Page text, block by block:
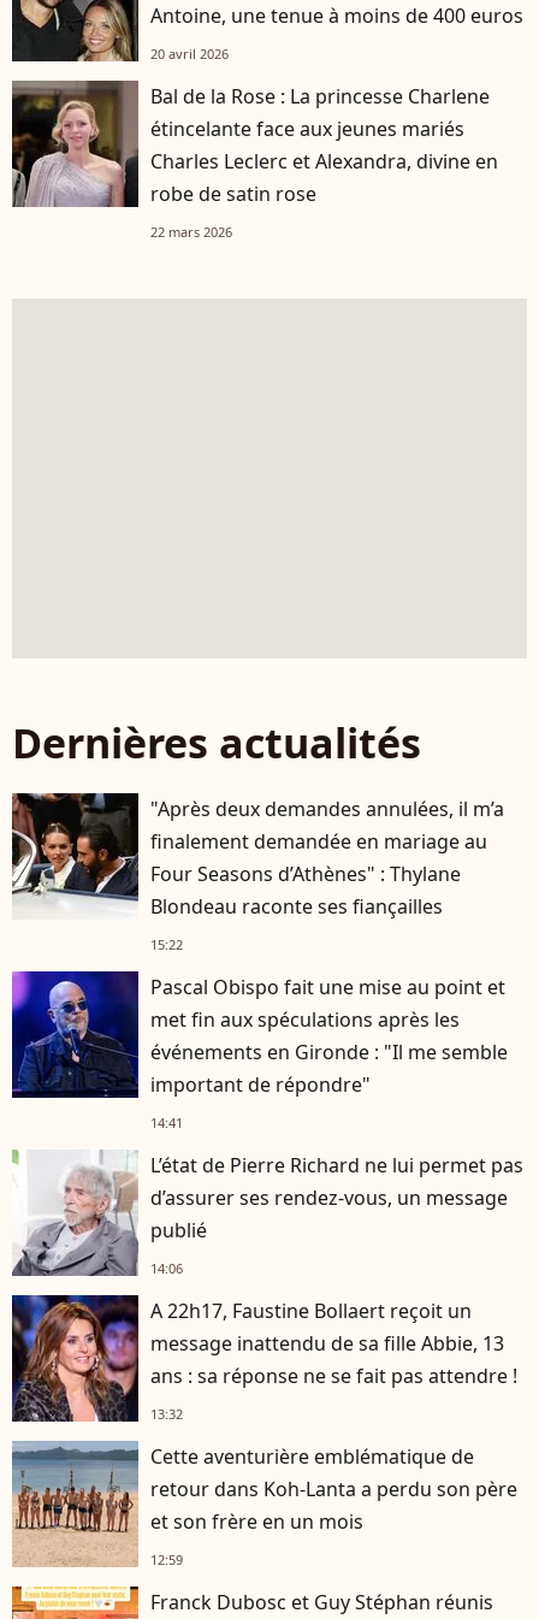
Antoine, une tenue à moins de 400 euros
20 avril 2026
Bal de la Rose : La princesse Charlene
étincelante face aux jeunes mariés
Charles Leclerc et Alexandra, divine en
robe de satin rose
22 mars 2026
Dernières actualités
"Après deux demandes annulées, il m’a
finalement demandée en mariage au
Four Seasons d’Athènes" : Thylane
Blondeau raconte ses fiançailles
15:22
Pascal Obispo fait une mise au point et
met fin aux spéculations après les
événements en Gironde : "Il me semble
important de répondre"
14:41
L’état de Pierre Richard ne lui permet pas
d’assurer ses rendez-vous, un message
publié
14:06
A 22h17, Faustine Bollaert reçoit un
message inattendu de sa fille Abbie, 13
ans : sa réponse ne se fait pas attendre !
13:32
Cette aventurière emblématique de
retour dans Koh-Lanta a perdu son père
et son frère en un mois
12:59
Franck Dubosc et Guy Stéphan réunis